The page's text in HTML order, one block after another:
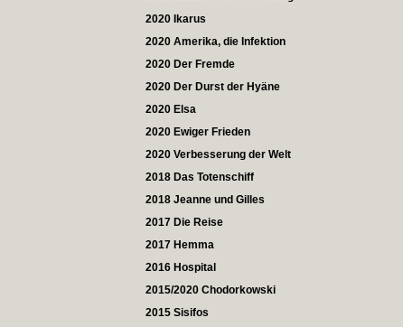
2020 Ikarus
2020 Amerika, die Infektion
2020 Der Fremde
2020 Der Durst der Hyäne
2020 Elsa
2020 Ewiger Frieden
2020 Verbesserung der Welt
2018 Das Totenschiff
2018 Jeanne und Gilles
2017 Die Reise
2017 Hemma
2016 Hospital
2015/2020 Chodorkowski
2015 Sisifos